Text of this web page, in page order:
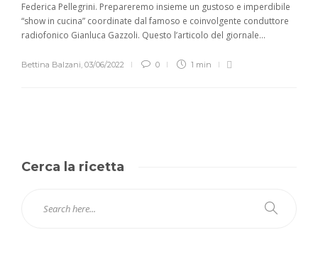
Federica Pellegrini. Prepareremo insieme un gustoso e imperdibile
“show in cucina” coordinate dal famoso e coinvolgente conduttore
radiofonico Gianluca Gazzoli. Questo l’articolo del giornale...
Bettina Balzani, 03/06/2022 0 1 min
Cerca la ricetta